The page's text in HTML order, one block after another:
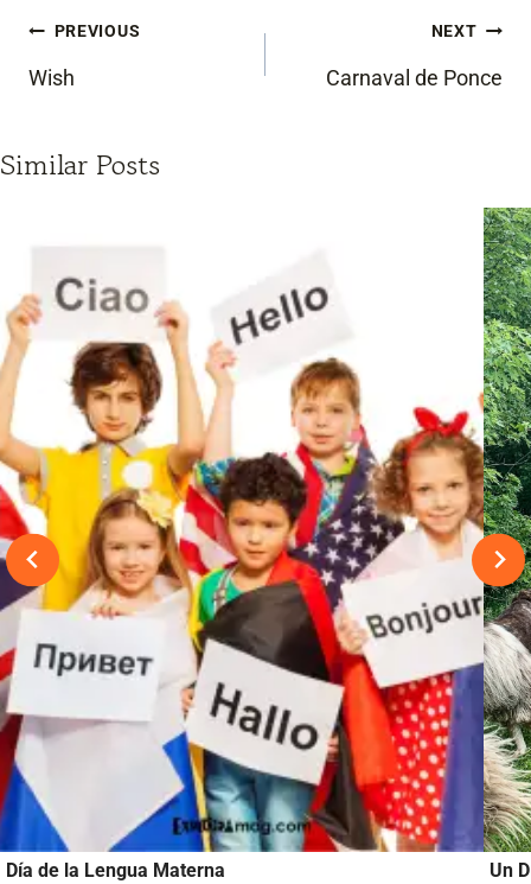
Post
navigation
PREVIOUS
Wish
NEXT
Carnaval de Ponce
Similar Posts
Día de la Lengua Materna Un